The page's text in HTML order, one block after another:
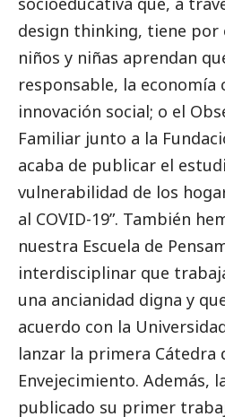
design thinking, tiene por
niños y niñas aprendan
responsable, la economía
innovación social; o el
Familiar junto a la
acaba de publicar el
vulnerabilidad de los
al COVID-19”. También
nuestra Escuela de
interdisciplinar que
una ancianidad digna y
acuerdo con la
lanzar la primera Cátedra
Envejecimiento. Además,
publicado su primer